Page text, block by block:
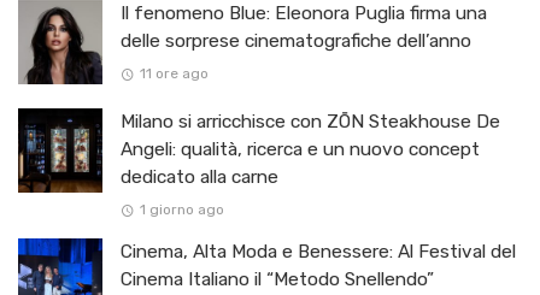
Il fenomeno Blue: Eleonora Puglia firma una
delle sorprese cinematografiche dell’anno
11 ore ago
Milano si arricchisce con ZŌN Steakhouse De
Angeli: qualità, ricerca e un nuovo concept
dedicato alla carne
1 giorno ago
Cinema, Alta Moda e Benessere: Al Festival del
Cinema Italiano il “Metodo Snellendo”